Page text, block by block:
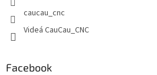
caucau_cnc
Videá CauCau_CNC
Facebook